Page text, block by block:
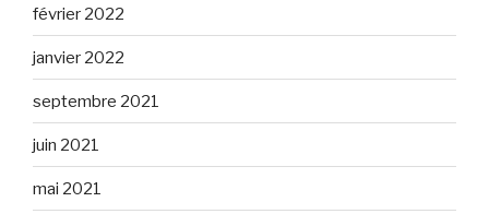
février 2022
janvier 2022
septembre 2021
juin 2021
mai 2021